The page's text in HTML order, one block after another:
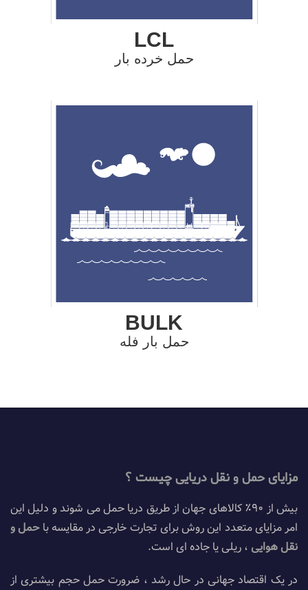
LCL
حمل خرده بار
BULK
حمل بار فله
مزایای حمل و نقل دریایی چیست ؟
بیش از 90٪ کالاهای جهان از طریق دریا حمل می شوند و دلیل این
امر مزایای متعدد این روش برای تجارت خارجی در مقایسه باحمل و
نقل هوایی ، ریلی یا جاده ای است.
در یک اقتصاد جهانی در حال رشد ، ضرورت حمل حجم بیشتری از